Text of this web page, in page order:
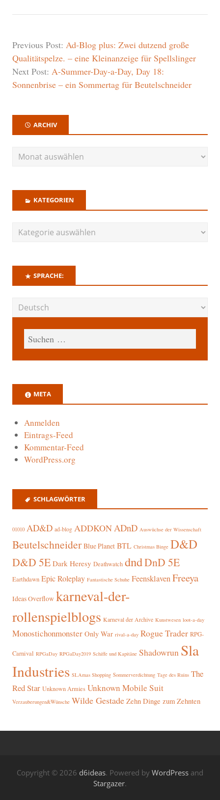
Previous Post: Ad-Blog plus: Zwei dutzend große
Qualitätspelze. – eine Kleinanzeige für Spellslinger
Next Post: A-Summer-Day-a-Day, Day 18:
Sonnenbrise – ein Sommertag für Beutelschneider
ARCHIV
KATEGORIEN
SPRACHE:
META
Anmelden
Eintrags-Feed
Kommentar-Feed
WordPress.org
SCHLAGWÖRTER
01010 AD&D ad-blog ADDKONADnD Auswüchse der Wissenschaft
Beutelschneider Blue Planet BTL Christmas Binge D&D
D&D 5E Dark Heresy Deathwatch dndDnD 5E
Earthdawn Epic Roleplay Fantastische Schuhe FeensklavenFreeya
Ideas Overflow karneval-der-
rollenspielblogs Karneval der Archive Kunstwesen loot-a-day
Monostichonmonster Only War rival-a-day Rogue Trader RPG-
Carnival RPGaDay RPGaDay2019 Schiffe und Kapitäne Shadowrun Sla
Industries SLAmas Shopping Sommerverdichtung Tage des Ruins The
Red Star Unknown Armies Unknown Mobile Suit
Verzauberungen&Wünsche Wilde Gestade Zehn Dinge zum Zehnten
Copyright © 2026 d6ideas. Powered by WordPress and
Stargazer.